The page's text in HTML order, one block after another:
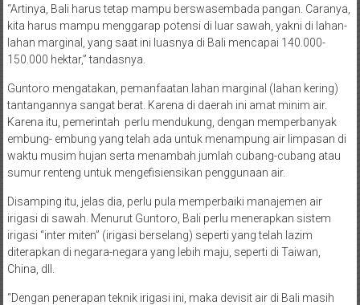
“Artinya, Bali harus tetap mampu berswasembada pangan. Caranya,
kita harus mampu menggarap potensi di luar sawah, yakni di lahan-
lahan marginal, yang saat ini luasnya di Bali mencapai 140.000-
150.000 hektar,” tandasnya.
Guntoro mengatakan, pemanfaatan lahan marginal (lahan kering)
tantangannya sangat berat. Karena di daerah ini amat minim air.
Karena itu, pemerintah perlu mendukung, dengan memperbanyak
embung- embung yang telah ada untuk menampung air limpasan di
waktu musim hujan serta menambah jumlah cubang-cubang atau
sumur renteng untuk mengefisiensikan penggunaan air.
Disamping itu, jelas dia, perlu pula memperbaiki manajemen air
irigasi di sawah. Menurut Guntoro, Bali perlu menerapkan sistem
irigasi “inter miten” (irigasi berselang) seperti yang telah lazim
diterapkan di negara-negara yang lebih maju, seperti di Taiwan,
China, dll.
“Dengan penerapan teknik irigasi ini, maka devisit air di Bali masih